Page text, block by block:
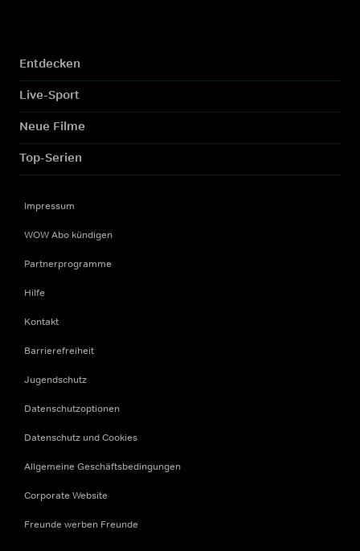
Entdecken
Live-Sport
Neue Filme
Top-Serien
Impressum
WOW Abo kündigen
Partnerprogramme
Hilfe
Kontakt
Barrierefreiheit
Jugendschutz
Datenschutzoptionen
Datenschutz und Cookies
Allgemeine Geschäftsbedingungen
Corporate Website
Freunde werben Freunde